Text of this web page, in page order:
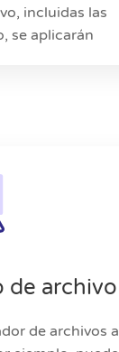
incluidas las
se aplicarán
de archivo
de archivos a